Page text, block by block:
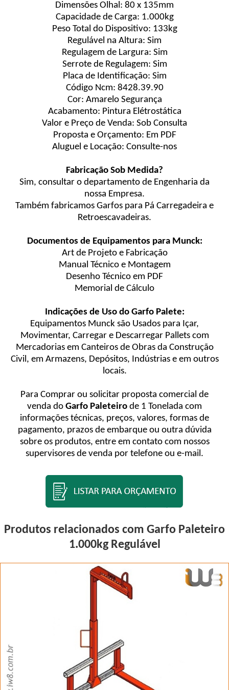
Dimensões Olhal: 80 x 135mm
Capacidade de Carga: 1.000kg
Peso Total do Dispositivo: 133kg
Regulável na Altura: Sim
Regulagem de Largura: Sim
Serrote de Regulagem: Sim
Placa de Identificação: Sim
Código Ncm: 8428.39.90
Cor: Amarelo Segurança
Acabamento: Pintura Elétrostática
Valor e Preço de Venda: Sob Consulta
Proposta e Orçamento: Em PDF
Aluguel e Locação: Consulte-nos
Fabricação Sob Medida?
Sim, consultar o departamento de Engenharia da
nossa Empresa.
Também fabricamos Garfos para Pá Carregadeira e
Retroescavadeiras.
Documentos de Equipamentos para Munck:
Art de Projeto e Fabricação
Manual Técnico e Montagem
Desenho Técnico em PDF
Memorial de Cálculo
Indicações de Uso do Garfo Palete:
Equipamentos Munck são Usados para Içar,
Movimentar, Carregar e Descarregar Pallets com
Mercadorias em Canteiros de Obras da Construção
Civil, em Armazens, Depósitos, Indústrias e em outros
locais.
Para Comprar ou solicitar proposta comercial de
venda do Garfo Paleteiro de 1 Tonelada com
informações técnicas, preços, valores, formas de
pagamento, prazos de embarque ou outra dúvida
sobre os produtos, entre em contato com nossos
supervisores de venda por telefone ou e-mail.
Produtos relacionados com Garfo Paleteiro
1.000kg Regulável